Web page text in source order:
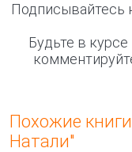
Подписывайтесь
Будьте в
Похожие
Натали"